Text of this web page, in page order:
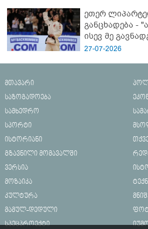
ეთერ
განცხადება -
ისევ მე
მშვიდად იყოს,
27-07-2026
მთავარი
საზოგადოება
სამხედრო
სპორტი
ისტორიანი
გზავნილი მომავალში
ვერსია
მოზაიკა
კულტურა
მამულ-დედული
სპეცპროექტი